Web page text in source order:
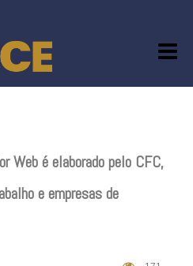
Web é elaborado pelo CFC,
e empresas de